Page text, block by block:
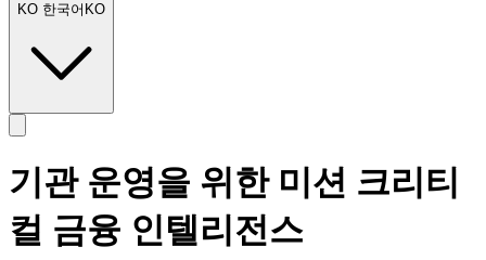
KO 한국어 KO
기관 운영을 위한 미션 크리티
컬 금융 인텔리전스